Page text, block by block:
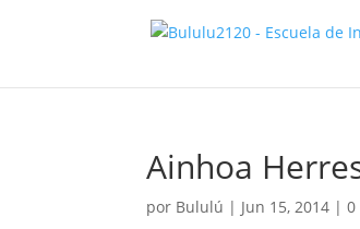
Ainhoa
por Bululú | Jun 15, 2014 |0